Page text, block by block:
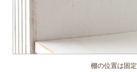
棚の位置は固定